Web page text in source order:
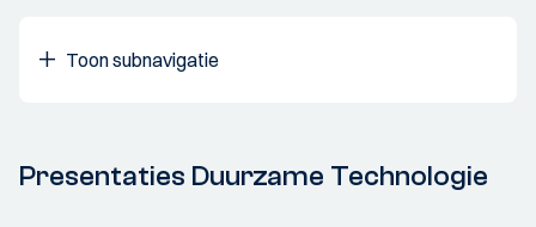
Toon subnavigatie
Presentaties Duurzame Technologie